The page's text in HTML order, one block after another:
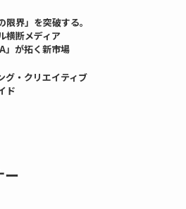
限界」を突破する。
横断メディア
」が拓く新市場
グ・クリエイティブ
ド
ー